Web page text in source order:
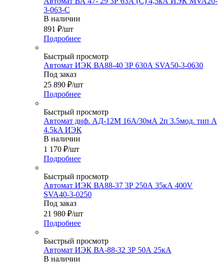
3-063-C
В наличии
891 ₽/шт
Подробнее
Быстрый просмотр
Автомат ИЭК ВА88-40 3Р 630А SVA50-3-0630
Под заказ
25 890 ₽/шт
Подробнее
Быстрый просмотр
Автомат диф. АД-12М 16А/30мА 2п 3.5мод. тип A
4.5kA ИЭК
В наличии
1 170 ₽/шт
Подробнее
Быстрый просмотр
Автомат ИЭК ВА88-37 3Р 250А 35кА 400V
SVA40-3-0250
Под заказ
21 980 ₽/шт
Подробнее
Быстрый просмотр
Автомат ИЭК ВА-88-32 3Р 50А 25кА
В наличии